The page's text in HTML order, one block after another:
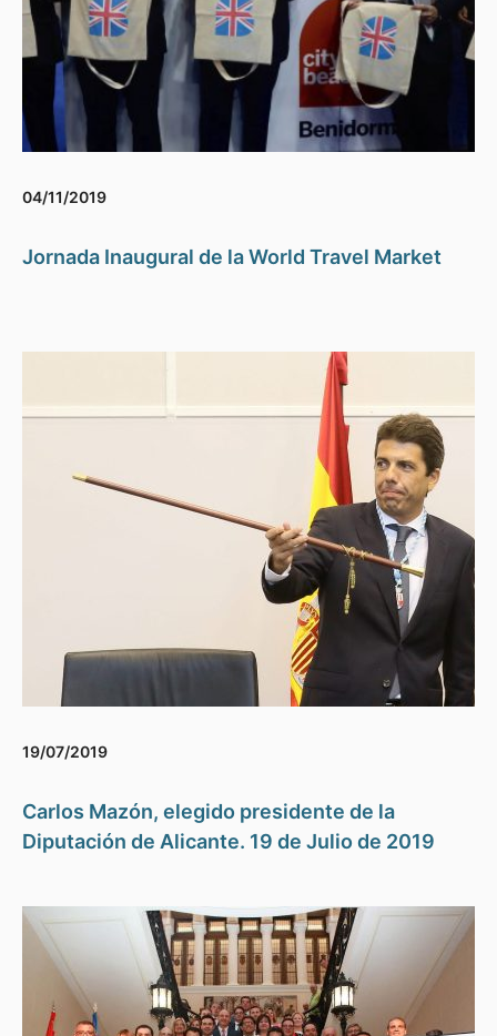
04/11/2019
Jornada Inaugural de la World Travel Market
19/07/2019
Carlos Mazón, elegido presidente de la
Diputación de Alicante. 19 de Julio de 2019